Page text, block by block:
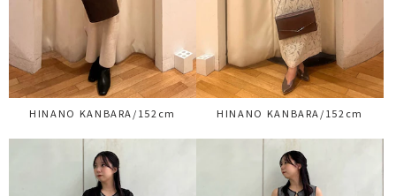
HINANO KANBARA/152cm HINANO KANBARA/152cm